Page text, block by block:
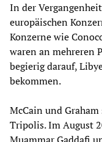
In der
europäischen
Konzerne wie
waren an mehreren
begierig darauf,
bekommen.
McCain und
Tripolis. Im August